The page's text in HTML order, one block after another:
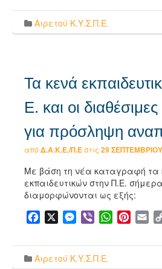
Αιρετού Κ.Υ.Σ.Π.Ε.
Τα κενά
Ε. και οι
για πρόσληψη
από Δ.Α.Κ.Ε./Π.Εστις 29
Με βάση τη νέα καταγραφή τα
εκπαιδευτικών στην Π.Ε.
διαμορφώνονται ως εξής:
Facebook Messenger
Viber WhatsApp
Αιρετού Κ.Υ.Σ.Π.Ε.